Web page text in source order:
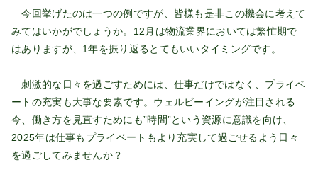
今回挙げたのは一つの例ですが、皆様も是非この機会に考えて
みてはいかがでしょうか。12月は物流業界においては繁忙期で
はありますが、1年を振り返るとてもいいタイミングです。
刺激的な日々を過ごすためには、仕事だけではなく、プライベ
ートの充実も大事な要素です。ウェルビーイングが注目される
今、働き方を見直すためにも”時間”という資源に意識を向け、
2025年は仕事もプライベートもより充実して過ごせるよう日々
を過ごしてみませんか？